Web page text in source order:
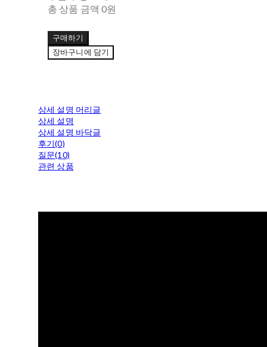
총 상품 금액 0원
구매하기
장바구니에 담기
상세 설명 머리글
상세 설명
상세 설명 바닥글
후기(0)
질문(10)
관련 상품